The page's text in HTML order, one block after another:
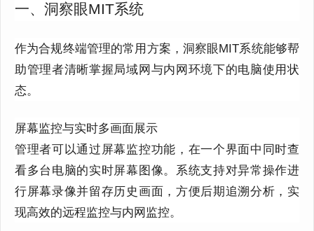
一、洞察眼MIT系统
作为合规终端管理的常用方案，洞察眼MIT系统能够帮
助管理者清晰掌握局域网与内网环境下的电脑使用状
态。
屏幕监控与实时多画面展示
管理者可以通过屏幕监控功能，在一个界面中同时查
看多台电脑的实时屏幕图像。系统支持对异常操作进
行屏幕录像并留存历史画面，方便后期追溯分析，实
现高效的远程监控与内网监控。